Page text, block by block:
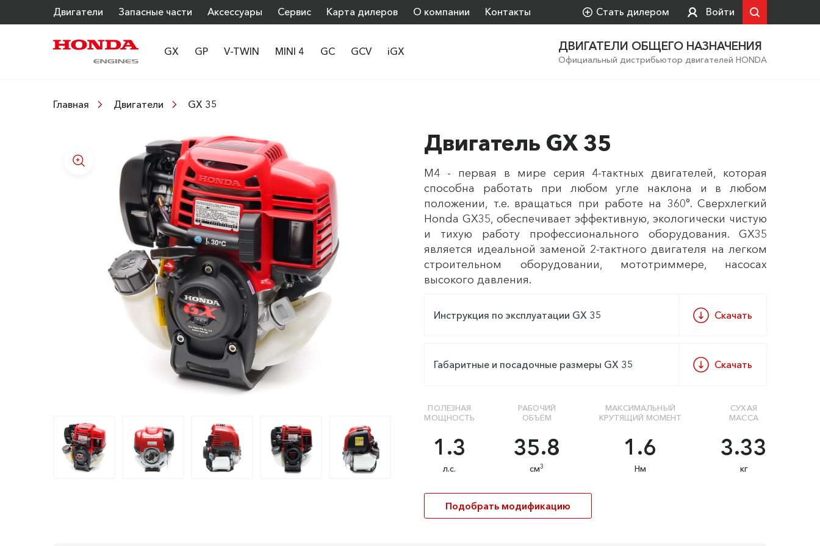
Двигатели Запасные части Аксессуары Сервис Карта дилеров О компании Контакты Стать дилером Войти
GX GP V-TWIN MINI 4 GC GCV iGX ДВИГАТЕЛИ ОБЩЕГО НАЗНАЧЕНИЯ
Официальный дистрибьютор двигателей HONDA
Главная Двигатели GX 35
Двигатель GX 35
М4 - первая в мире серия 4-тактных двигателей, которая
способна работать при любом угле наклона и в любом
положении, т.е. вращаться при работе на 360°. Сверхлегкий
Honda GX35, обеспечивает эффективную, экологически чистую
и тихую работу профессионального оборудования. GX35
является идеальной заменой 2-тактного двигателя на легком
строительном оборудовании, мототриммере, насосах
высокого давления.
Инструкция по эксплуатации GX 35 Скачать
Габаритные и посадочные размеры GX 35 Скачать
ПОЛЕЗНАЯ
МОЩНОСТЬ
1.3
л.с.
РАБОЧИЙ
ОБЪЁМ
35.8
см3
МАКСИМАЛЬНЫЙ
КРУТЯЩИЙ МОМЕНТ
1.6
Нм
СУХАЯ
МАССА
3.33
кг
Подобрать модификацию